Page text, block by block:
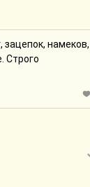
зацепок, намеков,
Строго